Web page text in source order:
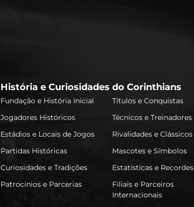
História e Curiosidades do Corinthians
Fundação e História Inicial
Títulos e Conquistas
Jogadores Históricos
Técnicos e Treinadores
Estádios e Locais de Jogos
Rivalidades e Clássicos
Partidas Históricas
Mascotes e Símbolos
Curiosidades e Tradições
Estatísticas e Recordes
Patrocínios e Parcerias
Filiais e Parceiros
Internacionais